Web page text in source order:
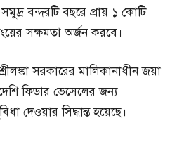
বন্দরটি বছরে প্রায় ১ কোটি
সক্ষমতা অর্জন করবে।
সরকারের মালিকানাধীন জয়া
ফিডার ভেসেলের জন্য
দেওয়ার সিদ্ধান্ত হয়েছে।